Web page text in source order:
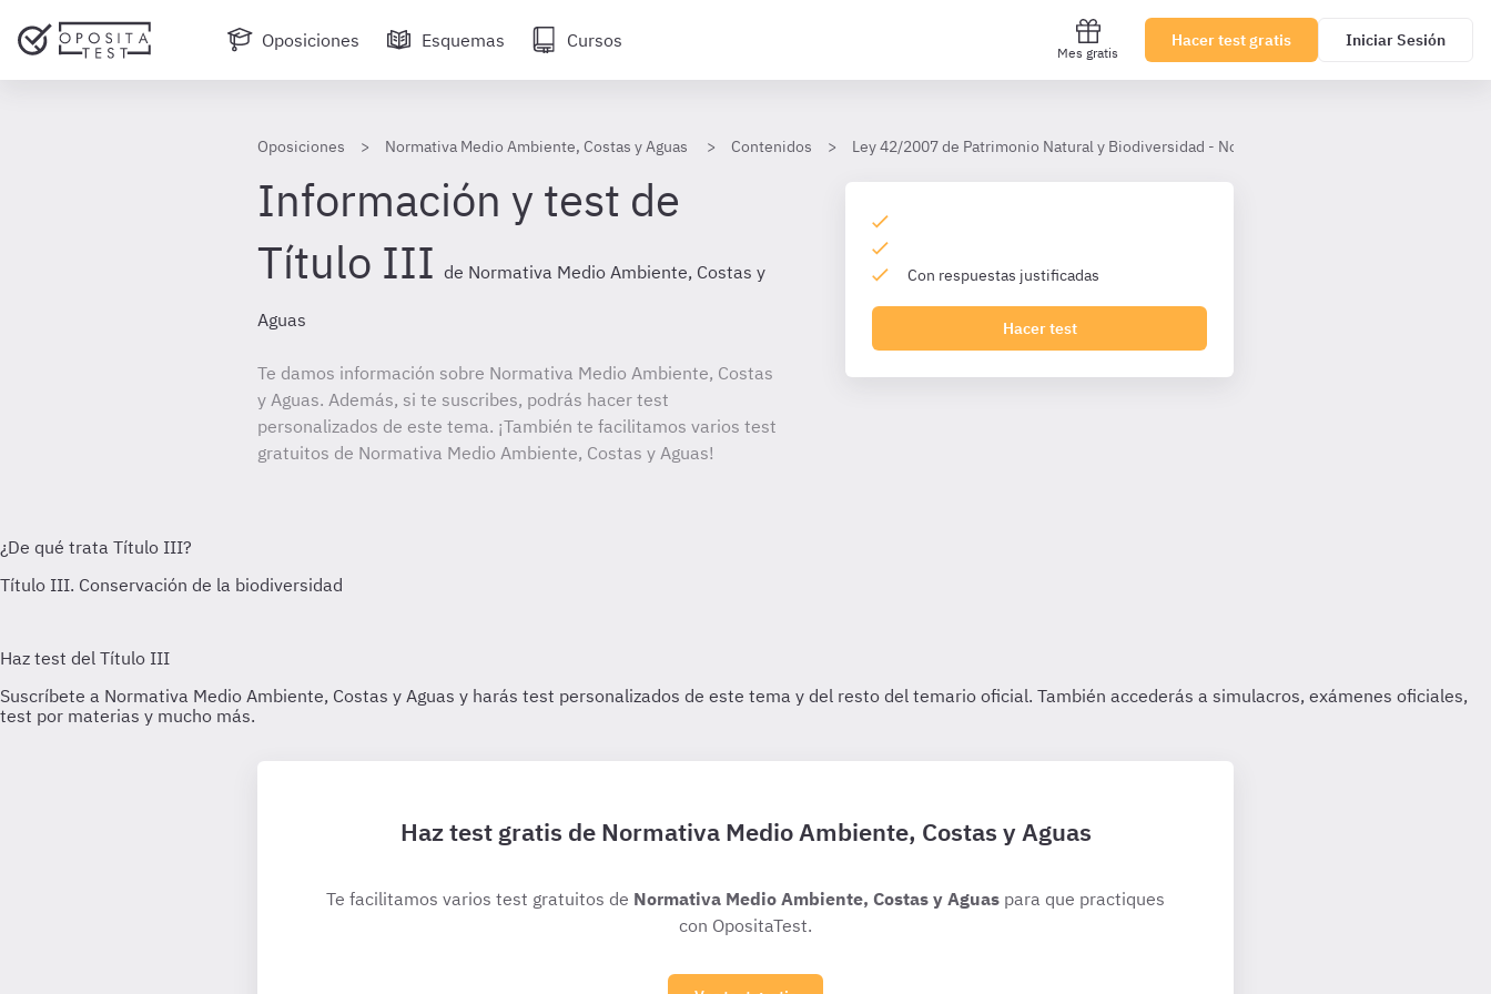
Oposiciones Esquemas Cursos
Mes gratis
Hacer test gratis Iniciar Sesión
Oposiciones Normativa Medio Ambiente, Costas y Aguas Contenidos Ley 42/2007 de Patrimonio Natural y Biodiversidad - Normativa Medio Ambiente, Costas y
Información y test de
Título III de Normativa Medio Ambiente, Costas y
Aguas
Te damos información sobre Normativa Medio Ambiente, Costas
y Aguas. Además, si te suscribes, podrás hacer test
personalizados de este tema. ¡También te facilitamos varios test
gratuitos de Normativa Medio Ambiente, Costas y Aguas!
Con respuestas justificadas
Hacer test
Haz test gratis de Normativa Medio Ambiente, Costas y Aguas
Te facilitamos varios test gratuitos de Normativa Medio Ambiente, Costas y Aguas para que practiques
con OpositaTest.